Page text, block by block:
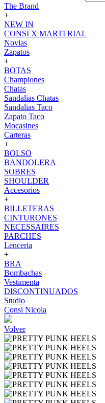
The Brand
+
NEW IN
CONSI X MARTI RIAL
Novias
Zapatos
+
BOTAS
Championes
Chatas
Sandalias Chatas
Sandalias Taco
Zapato Taco
Mocasines
Carteras
+
BOLSO
BANDOLERA
SOBRES
SHOULDER
Accesorios
+
BILLETERAS
CINTURONES
NECESSAIRES
PARCHES
Lenceria
+
BRA
Bombachas
Vestimenta
DISCONTINUADOS
Studio
Consi Nicola
Volver